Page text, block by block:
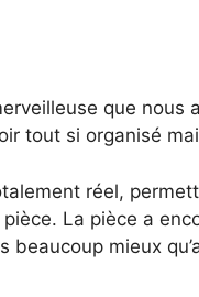
que
tout si organisé
réel,
La pièce a
beaucoup mieux